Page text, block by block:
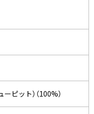
ピット）（100%）